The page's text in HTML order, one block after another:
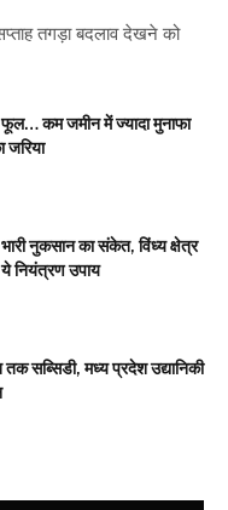
तगड़ा बदलाव देखने को
कम जमीन में ज्यादा मुनाफा
जरिया
नुकसान का संकेत, विंध्य क्षेत्र
नियंत्रण उपाय
सब्सिडी, मध्य प्रदेश उद्यानिकी